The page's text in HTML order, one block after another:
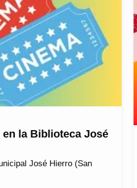
en la Biblioteca José
José Hierro (San